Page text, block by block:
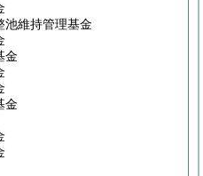
維持管理基金
金
金